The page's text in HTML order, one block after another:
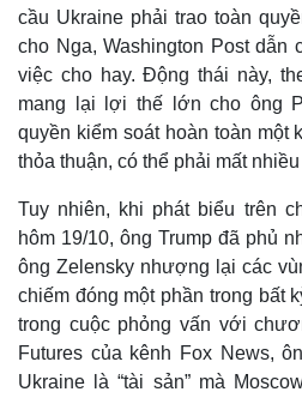
cầu Ukraine phải trao toàn
cho Nga, Washington Post dẫn
việc cho hay. Động thái này,
mang lại lợi thế lớn cho ông
quyền kiểm soát hoàn toàn một
thỏa thuận, có thể phải mất
Tuy nhiên, khi phát biểu trên
hôm 19/10, ông Trump đã phủ
ông Zelensky nhượng lại các
chiếm đóng một phần trong bất
trong cuộc phỏng vấn với
Futures của kênh Fox News,
Ukraine là “tài sản” mà